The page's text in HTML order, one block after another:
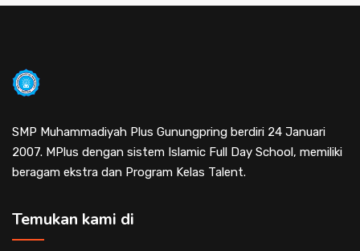
SMP Muhammadiyah Plus Gunungpring berdiri 24 Januari
2007. MPlus dengan sistem Islamic Full Day School, memiliki
beragam ekstra dan Program Kelas Talent.
Temukan kami di